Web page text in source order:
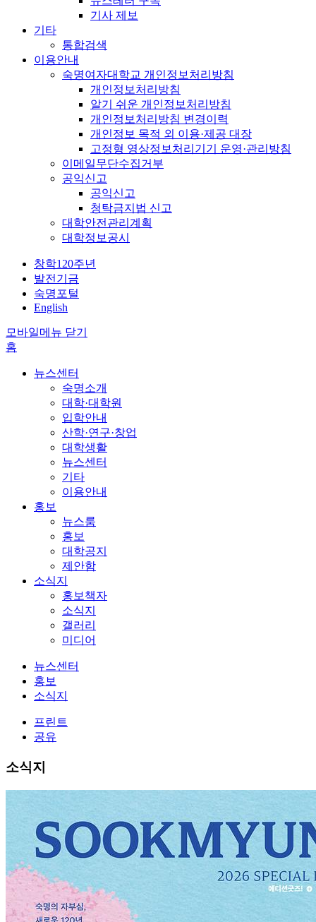
기사 제보
기타
통합검색
이용안내
숙명여자대학교 개인정보처리방침
개인정보처리방침
알기 쉬운 개인정보처리방침
개인정보처리방침 변경이력
개인정보 목적 외 이용·제공 대장
고정형 영상정보처리기기 운영·관리방침
이메일무단수집거부
공익신고
공익신고
청탁금지법 신고
대학안전관리계획
대학정보공시
창학120주년
발전기금
숙명포털
English
모바일메뉴 닫기
홈
뉴스센터
숙명소개
대학·대학원
입학안내
산학·연구·창업
대학생활
뉴스센터
기타
이용안내
홍보
뉴스룸
홍보
대학공지
제안함
소식지
홍보책자
소식지
갤러리
미디어
뉴스센터
홍보
소식지
프린트
공유
소식지